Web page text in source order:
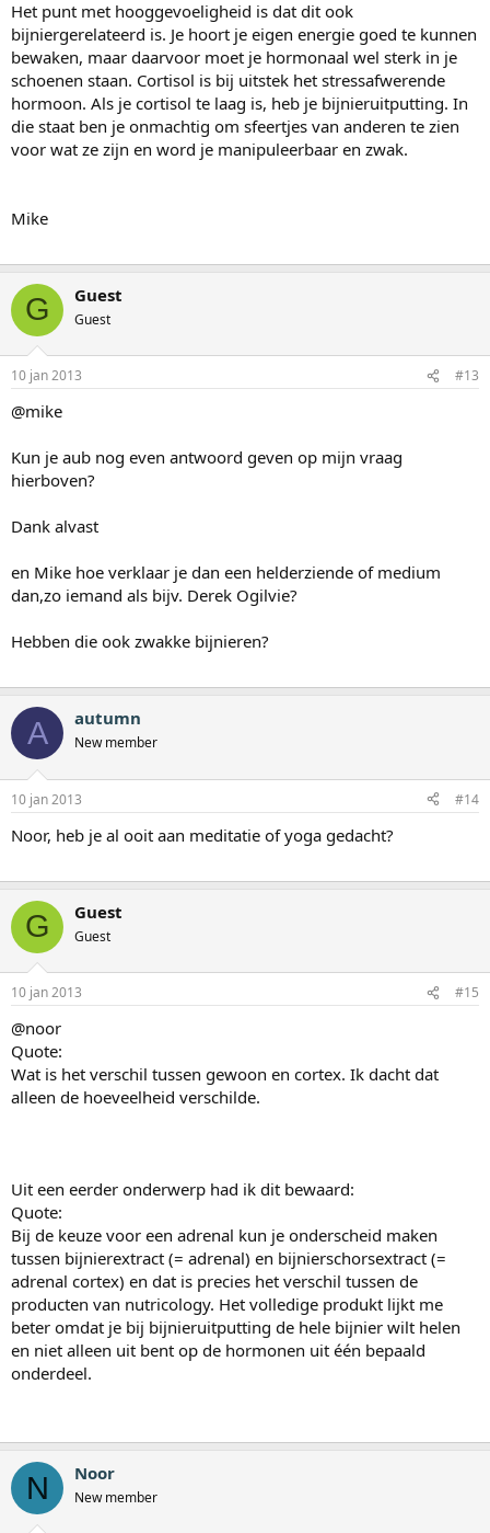
Het punt met hooggevoeligheid is dat dit ook
bijniergerelateerd is. Je hoort je eigen energie goed te kunnen
bewaken, maar daarvoor moet je hormonaal wel sterk in je
schoenen staan. Cortisol is bij uitstek het stressafwerende
hormoon. Als je cortisol te laag is, heb je bijnieruitputting. In
die staat ben je onmachtig om sfeertjes van anderen te zien
voor wat ze zijn en word je manipuleerbaar en zwak.
Mike
G Guest
Guest
10 jan 2013 #13
@mike
Kun je aub nog even antwoord geven op mijn vraag
hierboven?
Dank alvast
en Mike hoe verklaar je dan een helderziende of medium
dan,zo iemand als bijv. Derek Ogilvie?
Hebben die ook zwakke bijnieren?
A autumn
New member
10 jan 2013 #14
Noor, heb je al ooit aan meditatie of yoga gedacht?
G Guest
Guest
10 jan 2013 #15
@noor
Quote:
Wat is het verschil tussen gewoon en cortex. Ik dacht dat
alleen de hoeveelheid verschilde.
Uit een eerder onderwerp had ik dit bewaard:
Quote:
Bij de keuze voor een adrenal kun je onderscheid maken
tussen bijnierextract (= adrenal) en bijnierschorsextract (=
adrenal cortex) en dat is precies het verschil tussen de
producten van nutricology. Het volledige produkt lijkt me
beter omdat je bij bijnieruitputting de hele bijnier wilt helen
en niet alleen uit bent op de hormonen uit één bepaald
onderdeel.
N Noor
New member